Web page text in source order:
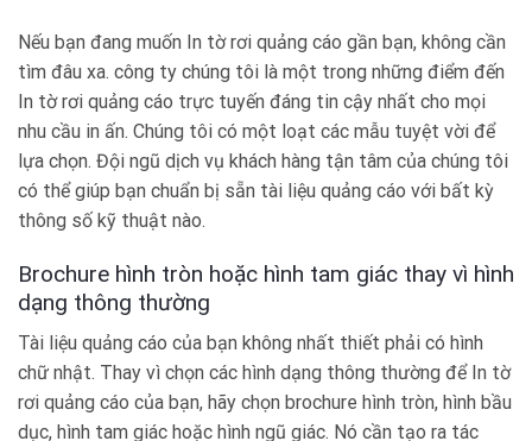
Nếu bạn đang muốn In tờ rơi quảng cáo gần bạn, không cần
tìm đâu xa. công ty chúng tôi là một trong những điểm đến
In tờ rơi quảng cáo trực tuyến đáng tin cậy nhất cho mọi
nhu cầu in ấn. Chúng tôi có một loạt các mẫu tuyệt vời để
lựa chọn. Đội ngũ dịch vụ khách hàng tận tâm của chúng tôi
có thể giúp bạn chuẩn bị sẵn tài liệu quảng cáo với bất kỳ
thông số kỹ thuật nào.
Brochure hình tròn hoặc hình tam giác thay vì hình
dạng thông thường
Tài liệu quảng cáo của bạn không nhất thiết phải có hình
chữ nhật. Thay vì chọn các hình dạng thông thường để In tờ
rơi quảng cáo của bạn, hãy chọn brochure hình tròn, hình bầu
dục, hình tam giác hoặc hình ngũ giác. Nó cần tạo ra tác